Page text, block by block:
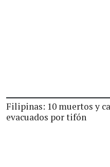
Filipinas: 10 muertos y
evacuados por tifón